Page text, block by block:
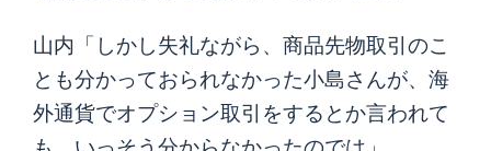
山内「しかし失礼ながら、商品先物取引のこ
とも分かっておられなかった小島さんが、海
外通貨でオプション取引をするとか言われて